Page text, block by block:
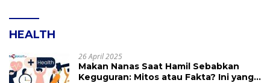
HEALTH
26 April 2025
Makan Nanas Saat Hamil Sebabkan
Keguguran: Mitos atau Fakta? Ini yang